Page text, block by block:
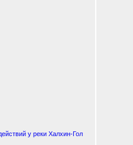
у реки Халхин-Гол